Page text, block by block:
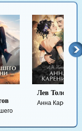
Лев Толстой
Анна Каренина